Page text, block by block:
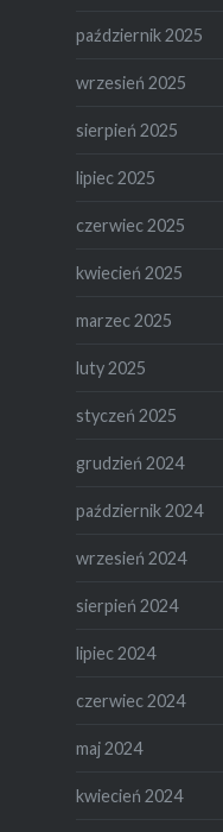
październik 2025
wrzesień 2025
sierpień 2025
lipiec 2025
czerwiec 2025
kwiecień 2025
marzec 2025
luty 2025
styczeń 2025
grudzień 2024
październik 2024
wrzesień 2024
sierpień 2024
lipiec 2024
czerwiec 2024
maj 2024
kwiecień 2024